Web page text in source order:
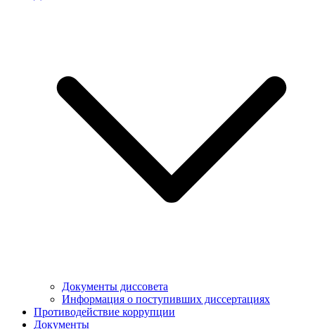
Документы диссовета
Информация о поступивших диссертациях
Противодействие коррупции
Документы